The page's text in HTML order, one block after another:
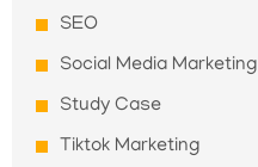
SEO
Social Media Marketing
Study Case
Tiktok Marketing